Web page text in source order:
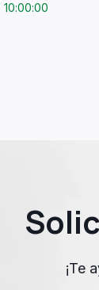
¡Te